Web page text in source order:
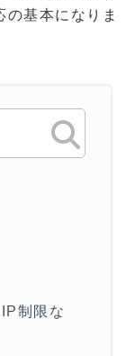
基本になりま
制限な